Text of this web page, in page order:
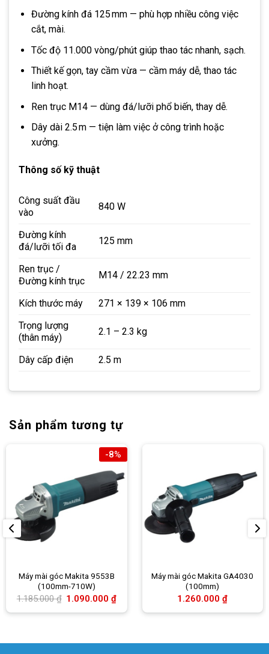
Đường kính đá 125 mm — phù hợp nhiều công việc
cắt, mài.
Tốc độ 11.000 vòng/phút giúp thao tác nhanh, sạch.
Thiết kế gọn, tay cầm vừa — cầm máy dễ, thao tác
linh hoạt.
Ren trục M14 — dùng đá/lưỡi phổ biến, thay dễ.
Dây dài 2.5 m — tiện làm việc ở công trình hoặc
xưởng.
Thông số kỹ thuật
Công suất đầu
vào
840 W
Đường kính
đá/lưỡi tối đa
125 mm
Ren trục /
Đường kính trục
M14 / 22.23 mm
Kích thước máy
271 × 139 × 106 mm
Trọng lượng
(thân máy)
2.1 – 2.3 kg
Dây cấp điện 2.5 m
Sản phẩm tương tự
-8%
Máy mài góc Makita 9553B
(100mm-710W)
1.185.000₫ Giá
là:
1.090.000 ₫Giá
hiện
tại
Máy mài góc Makita GA4030
(100mm)
1.260.000₫